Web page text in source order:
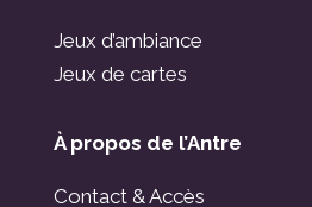
Jeux d’ambiance
Jeux de cartes
À propos de l’Antre
Contact & Accès